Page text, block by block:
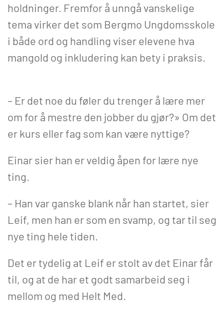
holdninger. Fremfor å unngå vanskelige
tema virker det som Bergmo Ungdomsskole
i både ord og handling viser elevene hva
mangold og inkludering kan bety i praksis.
– Er det noe du føler du trenger å lære mer
om for å mestre den jobber du gjør?» Om det
er kurs eller fag som kan være nyttige?
Einar sier han er veldig åpen for lære nye
ting.
– Han var ganske blank når han startet, sier
Leif, men han er som en svamp, og tar til seg
nye ting hele tiden.
Det er tydelig at Leif er stolt av det Einar får
til, og at de har et godt samarbeid seg i
mellom og med Helt Med.